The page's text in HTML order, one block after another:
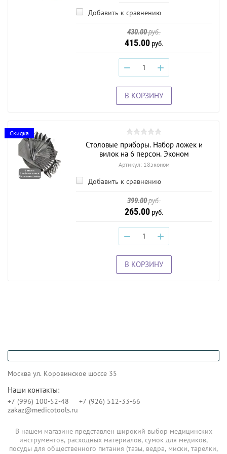
Добавить к сравнению
430.00руб.
415.00руб.
− +
В КОРЗИНУ
Скидка
Столовые приборы. Набор ложек и
вилок на 6 персон. Эконом
Артикул:18эконом
Добавить к сравнению
399.00руб.
265.00руб.
− +
В КОРЗИНУ
Москва ул. Коровинское шоссе 35
Наши контакты:
+7 (996) 100-52-48
+7 (926) 512-33-66
zakaz@medicotools.ru
В нашем магазине представлен широкий выбор медицинских
инструментов, расходных материалов, сумок для медиков,
посуды для общественного питания (тазы, ведра, миски, тарелки,